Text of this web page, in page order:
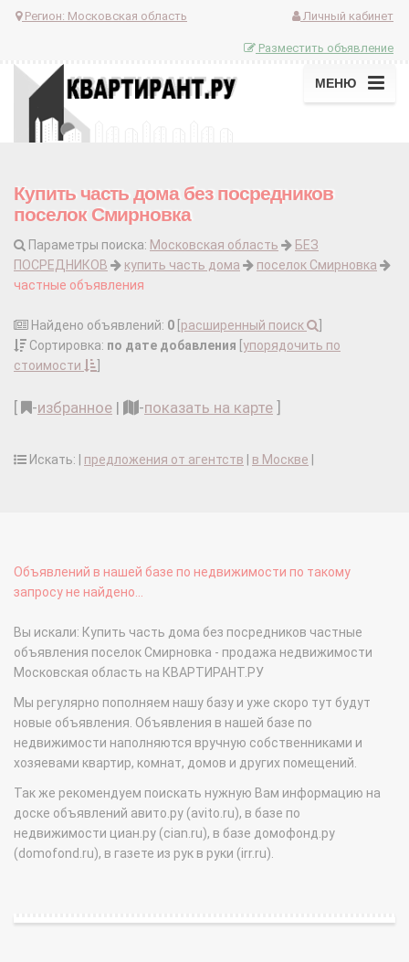
Регион: Московская область Личный кабинет
Разместить объявление
МЕНЮ
Купить часть дома без посредников
поселок Смирновка
Параметры поиска: Московская область
БЕЗ
ПОСРЕДНИКОВ
купить часть дома
поселок Смирновка
частные объявления
Найдено объявлений: 0 расширенный поиск
Сортировка: по дате добавления упорядочить по
стоимости
-избранное | -показать на карте
Искать: | предложения от агентств в Москве
Объявлений в нашей базе по недвижимости по такому
запросу не найдено...
Вы искали: Купить часть дома без посредников частные
объявления поселок Смирновка - продажа недвижимости
Московская область на КВАРТИРАНТ.РУ
Мы регулярно пополняем нашу базу и уже скоро тут будут
новые объявления. Объявления в нашей базе по
недвижимости наполняются вручную собственниками и
хозяевами квартир, комнат, домов и других помещений.
Так же рекомендуем поискать нужную Вам информацию на
доске объявлений авито.ру (avito.ru), в базе по
недвижимости циан.ру (cian.ru), в базе домофонд.ру
(domofond.ru), в газете из рук в руки (irr.ru).